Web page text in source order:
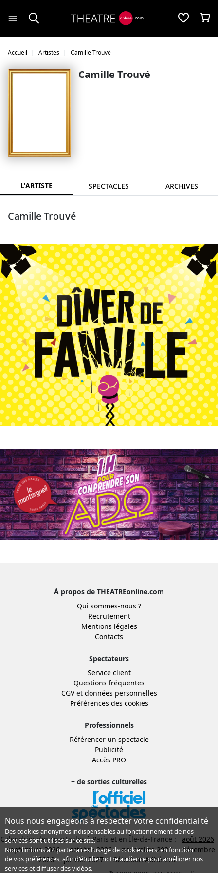
Accueil Artistes Camille Trouvé
Camille Trouvé
L'ARTISTE SPECTACLES ARCHIVES
Camille Trouvé
À propos de THEATREonline.com
Qui sommes-nous ?
Recrutement
Mentions légales
Contacts
Spectateurs
Service client
Questions fréquentes
CGVet données personnelles
Préférences des cookies
Professionnels
Référencer un spectacle
Publicité
Accès PRO
+ de sorties culturelles
Calendrier des spectacles à Paris et en Île-de-France :
août 2026
septembre 2026
octobre 2026 novembre 2026
décembre
2026
janvier 2027
Sélection Adhérent
Nous nous engageons à respecter votre confidentialité
Des cookies anonymes indispensables au fonctionnement de nos
services sont utilisés sur ce site.
Nous limitons à4 partenairesl’usage de cookies tiers, en fonction
devos préférences, afin d'étudier notre audience pour améliorer nos
services et diffuser des vidéos.